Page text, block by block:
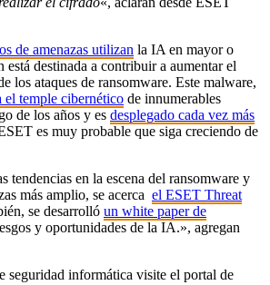
de amenazas utilizan la IA en mayor o
está destinada a contribuir a aumentar el
los ataques de ransomware. Este malware,
el temple cibernético de innumerables
de los años y es desplegado cada vez más
es muy probable que siga creciendo de
tendencias en la escena del ransomware y
más amplio, se acerca el ESET Threat
se desarrolló un white paper de
y oportunidades de la IA.», agregan
seguridad informática visite el portal de